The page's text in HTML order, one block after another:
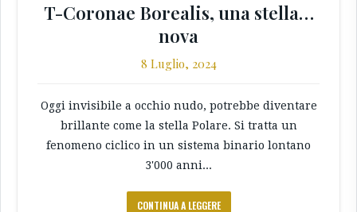
T-Coronae Borealis, una stella…
nova
8 Luglio, 2024
Oggi invisibile a occhio nudo, potrebbe diventare
brillante come la stella Polare. Si tratta un
fenomeno ciclico in un sistema binario lontano
3'000 anni...
CONTINUA A LEGGERE